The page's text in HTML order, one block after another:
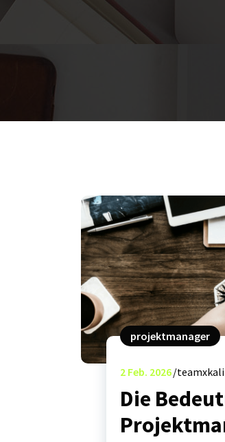
projektmanager
2Feb. 2026
Die